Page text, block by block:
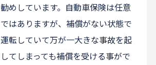
勧めしています。自動車保険は任意
ではありますが、補償がない状態で
運転していて万が一大きな事故を起
してしまっても補償を受ける事がで